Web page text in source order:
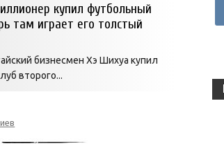
купил футбольный
там играет его толстый
бизнесмен Хэ Шихуа купил
второго...